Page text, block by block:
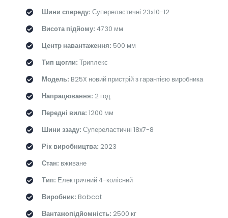
Шини спереду: Супереластичні 23x10-12
Висота підйому: 4730 мм
Центр навантаження: 500 мм
Тип щогли: Триплекс
Модель: B25X новий пристрій з гарантією виробника
Напрацювання: 2 год
Передні вила: 1200 мм
Шини ззаду: Супереластичні 18x7-8
Рік виробництва: 2023
Стан: вживане
Тип: Електричний 4-колісний
Виробник: Bobcat
Вантажопідйомність: 2500 кг